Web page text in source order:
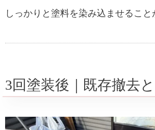
しっかりと塗料を染み込ませること
3回塗装後｜既存撤去